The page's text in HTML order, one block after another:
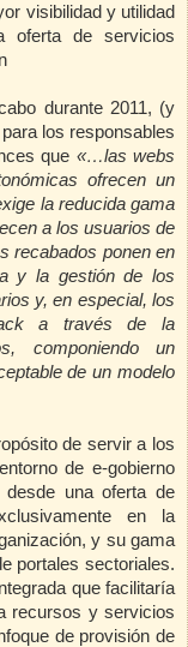
visibilidad y utilidad
oferta de servicios
durante 2011, (y
los responsables
que «…las webs
ofrecen un
la reducida gama
a los usuarios de
recabados ponen en
y la gestión de los
y, en especial, los
a través de la
componiendo un
de un modelo
de servir a los
de e-gobierno
desde una oferta de
en la
y su gama
portales sectoriales.
que facilitaría
recursos y servicios
de provisión de